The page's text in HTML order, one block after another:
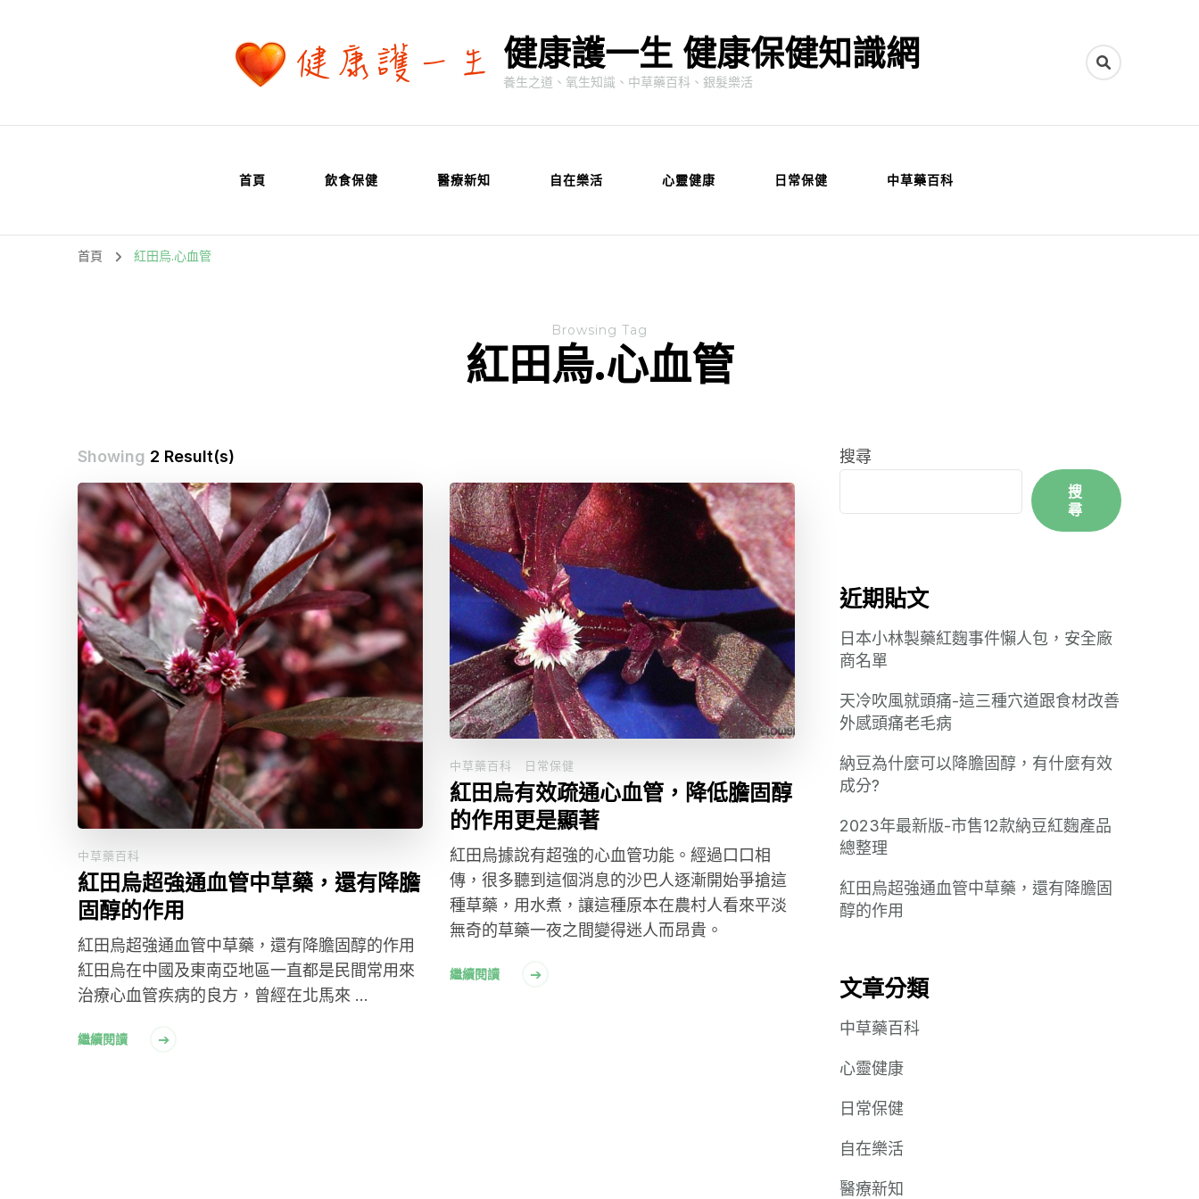
健康護一生 健康保健知識網
養生之道、氧生知識、中草藥百科、銀髮樂活
首頁 飲食保健 醫療新知 自在樂活 心靈健康 日常保健 中草藥百科
首頁 紅田烏.心血管
Browsing Tag
紅田烏.心血管
Showing 2 Result(s)
中草藥百科
紅田烏超強通血管中草藥，還有降膽
固醇的作用
紅田烏超強通血管中草藥，還有降膽固醇的作用
紅田烏在中國及東南亞地區一直都是民間常用來
治療心血管疾病的良方，曾經在北馬來 …
繼續閱讀
中草藥百科 日常保健
紅田烏有效疏通心血管，降低膽固醇
的作用更是顯著
紅田烏據說有超強的心血管功能。經過口口相
傳，很多聽到這個消息的沙巴人逐漸開始爭搶這
種草藥，用水煮，讓這種原本在農村人看來平淡
無奇的草藥一夜之間變得迷人而昂貴。
繼續閱讀
搜尋
搜
尋
近期貼文
日本小林製藥紅麴事件懶人包，安全廠
商名單
天冷吹風就頭痛-這三種穴道跟食材改善
外感頭痛老毛病
納豆為什麼可以降膽固醇，有什麼有效
成分?
2023年最新版-市售12款納豆紅麴產品
總整理
紅田烏超強通血管中草藥，還有降膽固
醇的作用
文章分類
中草藥百科
心靈健康
日常保健
自在樂活
醫療新知